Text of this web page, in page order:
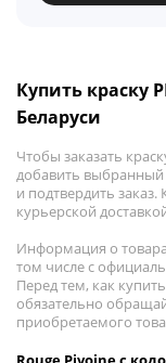
Купить краску
Беларуси
Чтобы заказать
добавить выбранный
и подтвердить
курьерской
Информация о
том числе с
Перед тем, как
обязательно
приобретаемого